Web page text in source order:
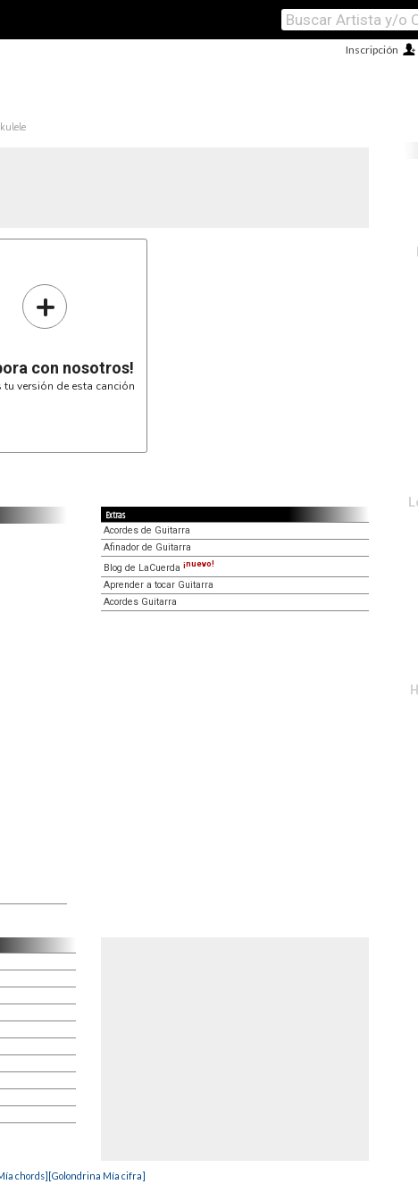
Inscripción
+
con nosotros!
tu versión de esta canción
Extras
Acordes de Guitarra
Afinador de Guitarra
Blog de LaCuerda ¡nuevo!
Aprender a tocar Guitarra
Acordes Guitarra
chords][Golondrina Mía cifra]